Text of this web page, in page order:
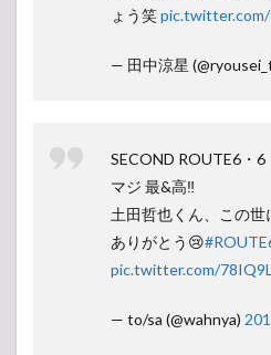
ょう笑
— 田中涼星
SECOND ROUTE6・6
マジ 最&高‼️
土田哲也くん、この世
ありがとう😢
pic.twitter.com/
— to/sa (@wahnya)